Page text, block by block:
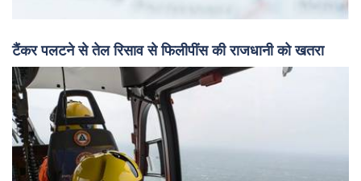
टैंकर पलटने से तेल रिसाव से फिलीपींस की राजधानी को खतरा